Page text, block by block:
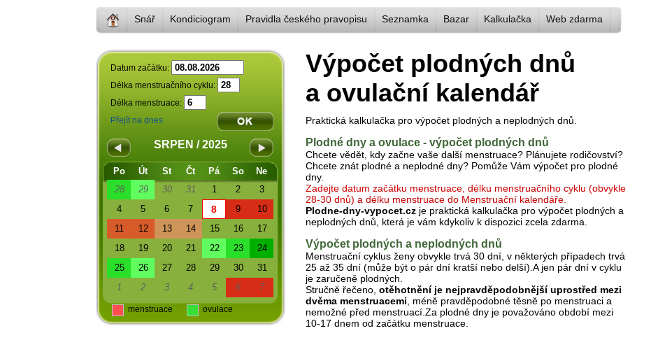
Výpočet plodných dnů
a ovulační kalendář
Praktická kalkulačka pro výpočet plodných a neplodných dnů.
Plodné dny a ovulace - výpočet plodných dnů
Chcete vědět, kdy začne vaše další menstruace? Plánujete rodičovství?
Chcete znát plodné a neplodné dny? Pomůže Vám výpočet pro plodné
dny.
Zadejte datum začátku menstruace, délku menstruačního cyklu (obvykle
28-30 dnů) a délku menstruace do Menstruační kalendáře.
Plodne-dny-vypocet.cz je praktická kalkulačka pro výpočet plodných a
neplodných dnů, která je vám kdykoliv k dispozici zcela zdarma.
Výpočet plodných a neplodných dnů
Menstruační cyklus ženy obvykle trvá 30 dní, v některých případech trvá
25 až 35 dní (může být o pár dní kratší nebo delší).A jen pár dní v cyklu
je zaručeně plodných.
Stručně řečeno, otěhotnění je nejpravděpodobnější uprostřed mezi
dvěma menstruacemi , méně pravděpodobné těsně po menstruaci a
nemožné před menstruací.Za plodné dny je považováno období mezi
10-17 dnem od začátku menstruace.
Datum začátku:
Délka menstruačního cyklu:
Délka menstruace:
Přejít na dnes
SRPEN / 2025
Po Út St Čt Pá So
Ne
28
29 30 31 1 2
3
4
5 6 7 8 9
10
11
12 13 14 15 16
17
18
19 20 21 22 23
24
25
26 27 28 29 30
31
1
2 3 4 5 6 7
menstruace ovulace
Snář Kondiciogram Pravidla českého pravopisu Seznamka Bazar Kalkulačka Web zdarma